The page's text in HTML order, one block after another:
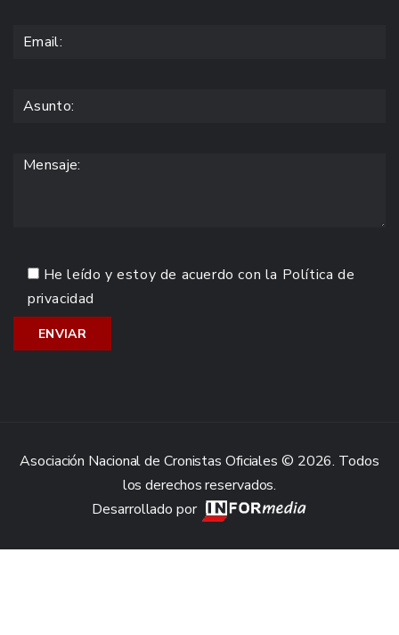
He leído y estoy de acuerdo con la Política de
privacidad
Asociación Nacional de Cronistas Oficiales © 2026. Todos
los derechos reservados.
Desarrollado por